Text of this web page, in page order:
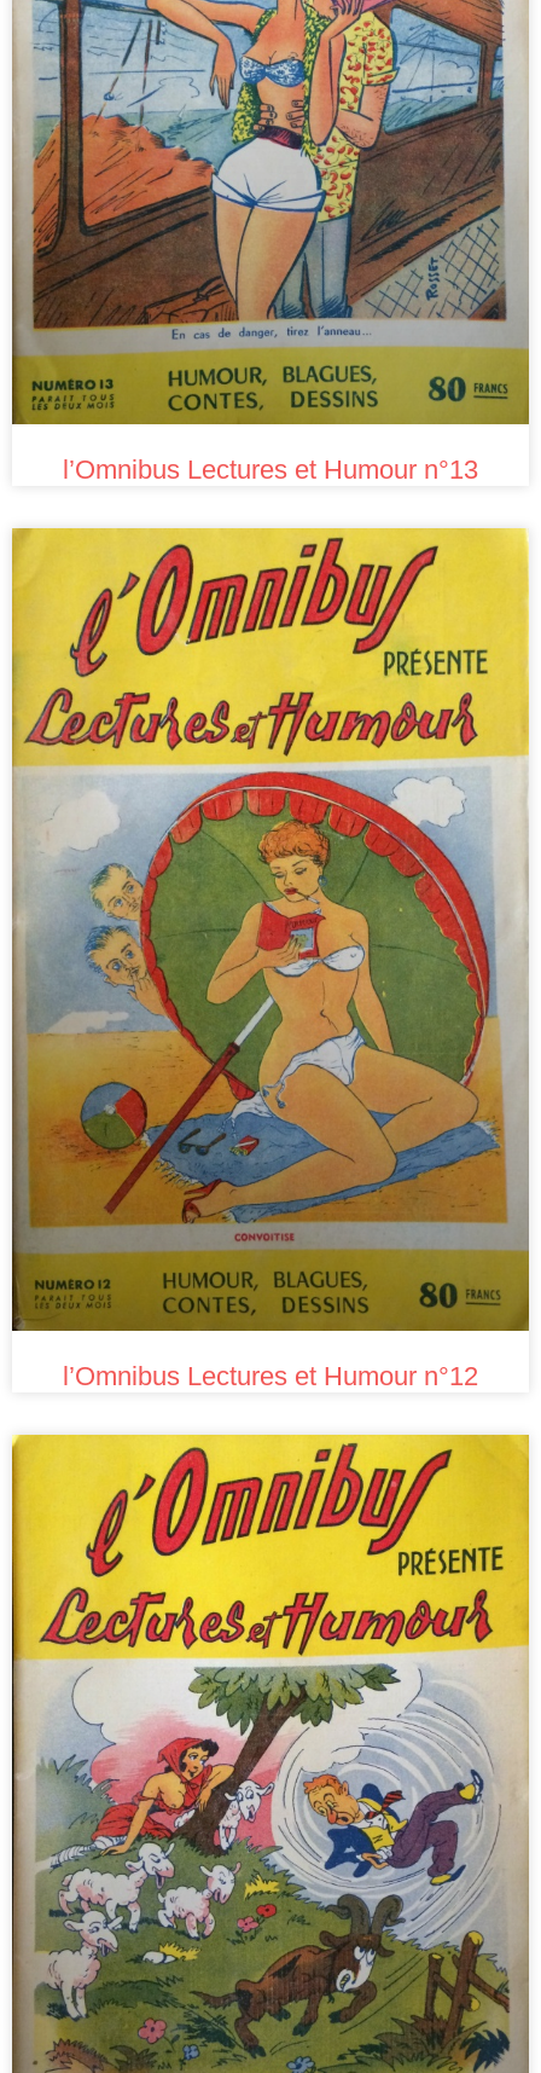
l’Omnibus Lectures et Humour n°13
l’Omnibus Lectures et Humour n°12